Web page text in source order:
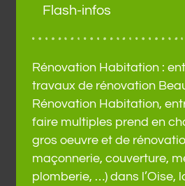
Flash-infos
Rénovation Habitation :
travaux de rénovation
Rénovation Habitation,
faire multiples prend en
gros oeuvre et de
maçonnerie, couverture,
plomberie, …) dans l’Oise,